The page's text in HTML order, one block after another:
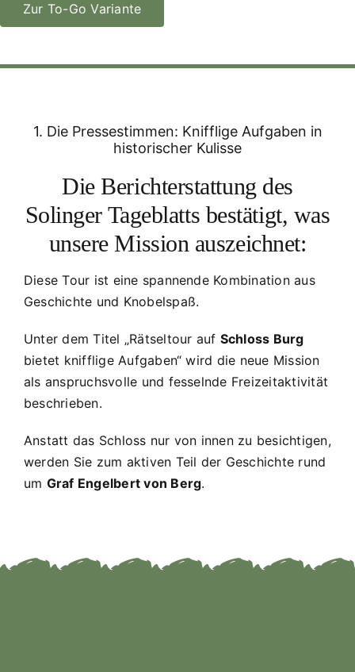
Zur To-Go Variante
1. Die Pressestimmen: Knifflige Aufgaben in
historischer Kulisse
Die Berichterstattung des
Solinger Tageblatts bestätigt, was
unsere Mission auszeichnet:
Diese Tour ist eine spannende Kombination aus
Geschichte und Knobelspaß.
Unter dem Titel „Rätseltour auf Schloss Burg
bietet knifflige Aufgaben“ wird die neue Mission
als anspruchsvolle und fesselnde Freizeitaktivität
beschrieben.
Anstatt das Schloss nur von innen zu besichtigen,
werden Sie zum aktiven Teil der Geschichte rund
um Graf Engelbert von Berg.